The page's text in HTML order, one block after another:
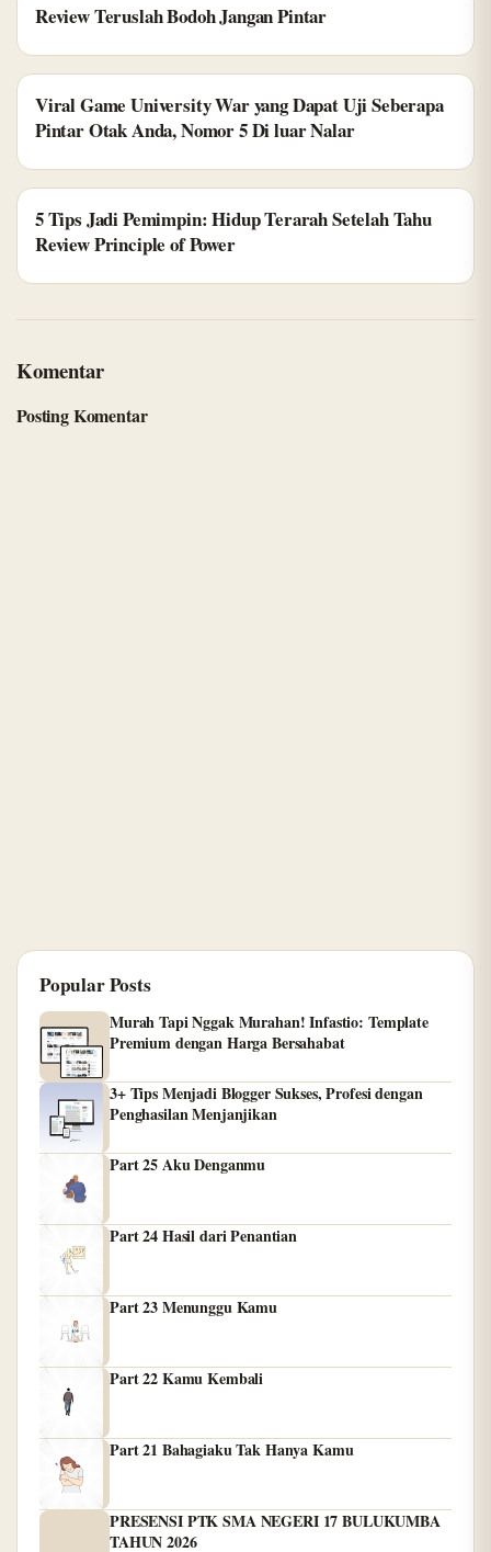
Review Teruslah Bodoh Jangan Pintar
Viral Game University War yang Dapat Uji Seberapa
Pintar Otak Anda, Nomor 5 Di luar Nalar
5 Tips Jadi Pemimpin: Hidup Terarah Setelah Tahu
Review Principle of Power
Komentar
Posting Komentar
Popular Posts
Murah Tapi Nggak Murahan! Infastio: Template
Premium dengan Harga Bersahabat
3+ Tips Menjadi Blogger Sukses, Profesi dengan
Penghasilan Menjanjikan
Part 25 Aku Denganmu
Part 24 Hasil dari Penantian
Part 23 Menunggu Kamu
Part 22 Kamu Kembali
Part 21 Bahagiaku Tak Hanya Kamu
PRESENSI PTK SMA NEGERI 17 BULUKUMBA
TAHUN 2026